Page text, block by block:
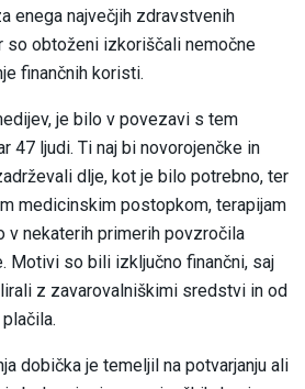
enega največjih zdravstvenih
so obtoženi izkoriščali nemočne
finančnih koristi.
je bilo v povezavi s tem
47 ljudi. Ti naj bi novorojenčke in
dlje, kot je bilo potrebno, ter
medicinskim postopkom, terapijam
v nekaterih primerih povzročila
Motivi so bili izključno finančni, saj
z zavarovalniškimi sredstvi in od
dobička je temeljil na potvarjanju ali